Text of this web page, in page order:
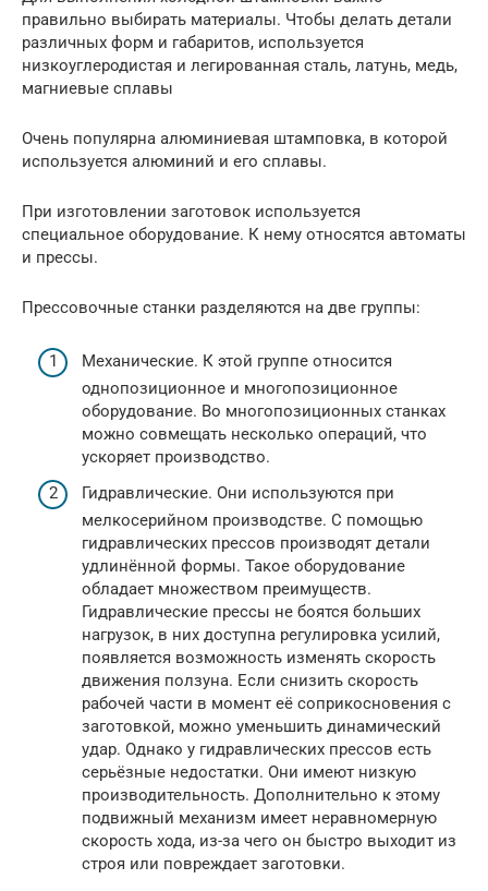
правильно выбирать материалы. Чтобы делать детали
различных форм и габаритов, используется
низкоуглеродистая и легированная сталь, латунь, медь,
магниевые сплавы
Очень популярна алюминиевая штамповка, в которой
используется алюминий и его сплавы.
При изготовлении заготовок используется
специальное оборудование. К нему относятся автоматы
и прессы.
Прессовочные станки разделяются на две группы:
Механические. К этой группе относится
однопозиционное и многопозиционное
оборудование. Во многопозиционных станках
можно совмещать несколько операций, что
ускоряет производство.
Гидравлические. Они используются при
мелкосерийном производстве. С помощью
гидравлических прессов производят детали
удлинённой формы. Такое оборудование
обладает множеством преимуществ.
Гидравлические прессы не боятся больших
нагрузок, в них доступна регулировка усилий,
появляется возможность изменять скорость
движения ползуна. Если снизить скорость
рабочей части в момент её соприкосновения с
заготовкой, можно уменьшить динамический
удар. Однако у гидравлических прессов есть
серьёзные недостатки. Они имеют низкую
производительность. Дополнительно к этому
подвижный механизм имеет неравномерную
скорость хода, из-за чего он быстро выходит из
строя или повреждает заготовки.